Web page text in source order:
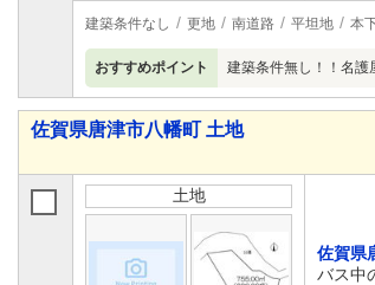
建築条件なし 更地 南道路 平坦地 本
おすすめポイント 建築条件無し！！名護
佐賀県唐津市八幡町 土地
土地
佐賀県
バス中